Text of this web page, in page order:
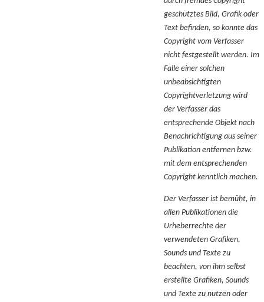
geschütztes Bild, Grafik oder
Text befinden, so konnte das
Copyright vom Verfasser
nicht festgestellt werden. Im
Falle einer solchen
unbeabsichtigten
Copyrightverletzung wird
der Verfasser das
entsprechende Objekt nach
Benachrichtigung aus seiner
Publikation entfernen bzw.
mit dem entsprechenden
Copyright kenntlich machen.
Der Verfasser ist bemüht, in
allen Publikationen die
Urheberrechte der
verwendeten Grafiken,
Sounds und Texte zu
beachten, von ihm selbst
erstellte Grafiken, Sounds
und Texte zu nutzen oder